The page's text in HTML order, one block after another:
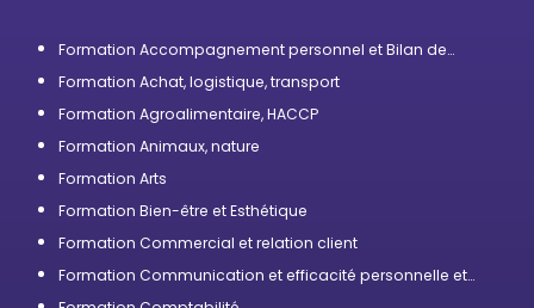
Formation Accompagnement personnel et Bilan de
Formation Achat, logistique, transport
Formation Agroalimentaire, HACCP
Formation Animaux, nature
Formation Arts
Formation Bien-être et Esthétique
Formation Commercial et relation client
Formation Communication et efficacité personnelle et